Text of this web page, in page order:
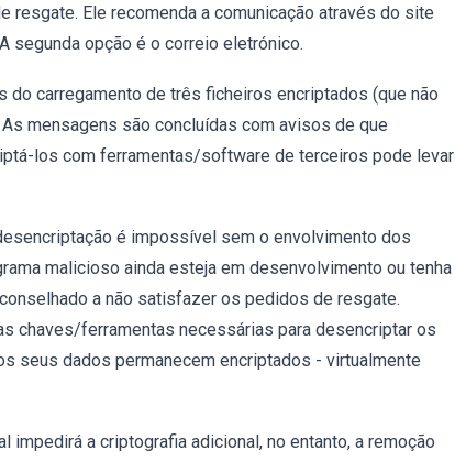
Ele recomenda a comunicação através do site
segunda opção é o correio eletrónico.
carregamento de três ficheiros encriptados (que não
mensagens são concluídas com avisos de que
los com ferramentas/software de terceiros pode levar
é impossível sem o envolvimento dos
malicioso ainda esteja em desenvolvimento ou tenha
a não satisfazer os pedidos de resgate.
chaves/ferramentas necessárias para desencriptar os
seus dados permanecem encriptados - virtualmente
a criptografia adicional, no entanto, a remoção